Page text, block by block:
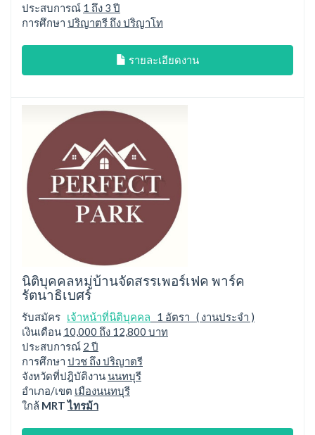
ประสบการณ์ 1 ถึง 3 ปี
การศึกษา ปริญาตรี ถึง ปริญาโท
รายละเอียดงาน
นิติบุคคลหมู่บ้านจัดสรรเพอร์เฟค พาร์ค
รัตนาธิเบศร์
รับสมัคร เจ้าหน้าที่นิติบุคคล 1 อัตรา ( งานประจำ )
เงินเดือน 10,000 ถึง 12,800 บาท
ประสบการณ์ 2 ปี
การศึกษา ปวช ถึง ปริญาตรี
จังหวัดที่ปฎิบัติงานนนทบุรี
อำเภอ/เขต เมืองนนทบุรี
ใกล้ MRTไทรม้า